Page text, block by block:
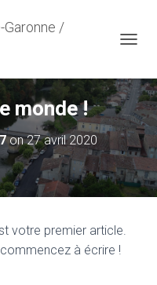
Garonne /
monde !
on27 avril 2020
votre premier article.
à écrire !